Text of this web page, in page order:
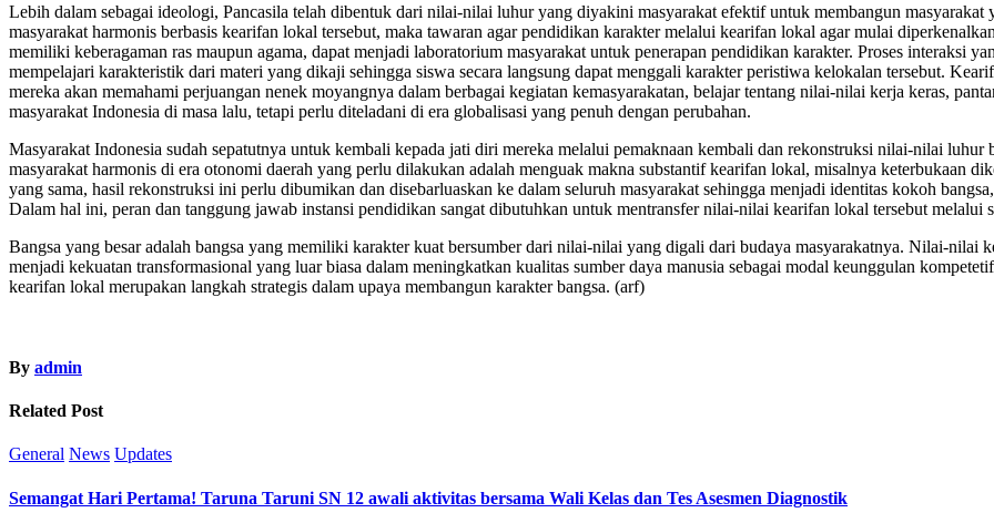
Lebih dalam sebagai ideologi, Pancasila telah dibentuk dari nilai-nilai luhur yang diyakini masyarakat efektif untuk membangun masyarakat
masyarakat harmonis berbasis kearifan lokal tersebut, maka tawaran agar pendidikan karakter melalui kearifan lokal agar mulai
memiliki keberagaman ras maupun agama, dapat menjadi laboratorium masyarakat untuk penerapan pendidikan karakter. Proses interaksi
mempelajari karakteristik dari materi yang dikaji sehingga siswa secara langsung dapat menggali karakter peristiwa kelokalan tersebut.
mereka akan memahami perjuangan nenek moyangnya dalam berbagai kegiatan kemasyarakatan, belajar tentang nilai-nilai kerja keras,
masyarakat Indonesia di masa lalu, tetapi perlu diteladani di era globalisasi yang penuh dengan perubahan.
Masyarakat Indonesia sudah sepatutnya untuk kembali kepada jati diri mereka melalui pemaknaan kembali dan rekonstruksi nilai-nilai
masyarakat harmonis di era otonomi daerah yang perlu dilakukan adalah menguak makna substantif kearifan lokal, misalnya keterbukaan
yang sama, hasil rekonstruksi ini perlu dibumikan dan disebarluaskan ke dalam seluruh masyarakat sehingga menjadi identitas kokoh
Dalam hal ini, peran dan tanggung jawab instansi pendidikan sangat dibutuhkan untuk mentransfer nilai-nilai kearifan lokal tersebut melalui
Bangsa yang besar adalah bangsa yang memiliki karakter kuat bersumber dari nilai-nilai yang digali dari budaya masyarakatnya. Nilai-nilai
menjadi kekuatan transformasional yang luar biasa dalam meningkatkan kualitas sumber daya manusia sebagai modal keunggulan
kearifan lokal merupakan langkah strategis dalam upaya membangun karakter bangsa. (arf)
By admin
Related Post
General News Updates
Semangat Hari Pertama! Taruna Taruni SN 12 awali aktivitas bersama Wali Kelas dan Tes Asesmen Diagnostik